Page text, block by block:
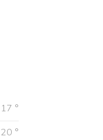
17 °
20 °